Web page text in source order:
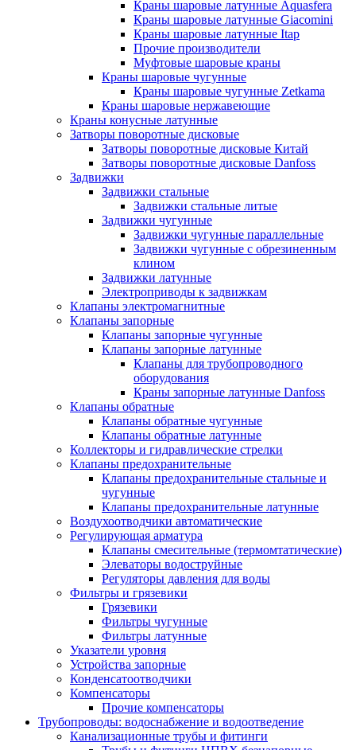
Краны шаровые латунные Aquasfera
Краны шаровые латунные Giacomini
Краны шаровые латунные Itap
Прочие производители
Муфтовые шаровые краны
Краны шаровые чугунные
Краны шаровые чугунные Zetkama
Краны шаровые нержавеющие
Краны конусные латунные
Затворы поворотные дисковые
Затворы поворотные дисковые Китай
Затворы поворотные дисковые Danfoss
Задвижки
Задвижки стальные
Задвижки стальные литые
Задвижки чугунные
Задвижки чугунные параллельные
Задвижки чугунные с обрезиненным
клином
Задвижки латунные
Электроприводы к задвижкам
Клапаны электромагнитные
Клапаны запорные
Клапаны запорные чугунные
Клапаны запорные латунные
Клапаны для трубопроводного
оборудования
Краны запорные латунные Danfoss
Клапаны обратные
Клапаны обратные чугунные
Клапаны обратные латунные
Коллекторы и гидравлические стрелки
Клапаны предохранительные
Клапаны предохранительные стальные и
чугунные
Клапаны предохранительные латунные
Воздухоотводчики автоматические
Регулирующая арматура
Клапаны смесительные (термомтатические)
Элеваторы водоструйные
Регуляторы давления для воды
Фильтры и грязевики
Грязевики
Фильтры чугунные
Фильтры латунные
Указатели уровня
Устройства запорные
Конденсатоотводчики
Компенсаторы
Прочие компенсаторы
Трубопроводы: водоснабжение и водоотведение
Канализационные трубы и фитинги